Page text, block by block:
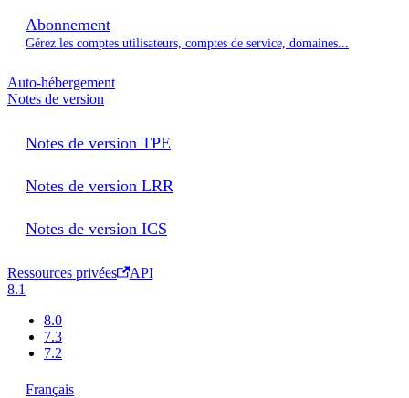
Abonnement
Gérez les comptes utilisateurs, comptes de service, domaines...
Auto-hébergement
Notes de version
Notes de version TPE
Notes de version LRR
Notes de version ICS
Ressources privées
API
8.1
8.0
7.3
7.2
Français